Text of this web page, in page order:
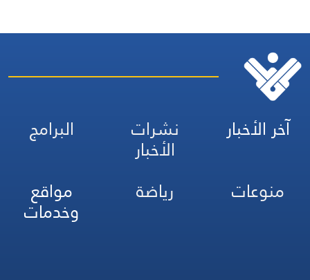
آخر الأخبار نشرات
الأخبار
البرامج
منوعات
رياضة مواقع
وخدمات